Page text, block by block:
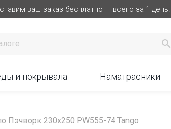
ваш заказ бесплатно — всего за 1 день!

и покрывала Наматрасники
Пэчворк 230х250 PW555-74 Tango